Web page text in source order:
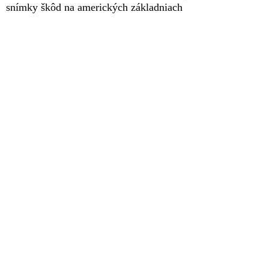
snímky škôd na amerických základniach